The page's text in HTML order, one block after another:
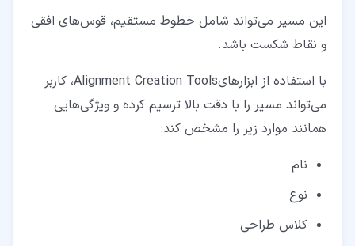
این مسیر می‌تواند شامل خطوط مستقیم، قوس‌های افقی
و نقاط شکست باشد.
با استفاده از ابزارهایAlignment Creation Tools، کاربر
می‌تواند مسیر را با دقت بالا ترسیم کرده و ویژگی‌هایی
همانند موارد زیر را مشخص کند:
نام
نوع
کلاس طراحی